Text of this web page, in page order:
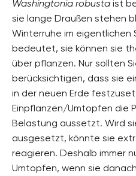
Washingtonia robusta ist
sie lange Draußen stehen
Winterruhe im eigentlichen
bedeutet, sie können sie
über pflanzen. Nur sollten
berücksichtigen, dass sie
in der neuen Erde
Einpflanzen/Umtopfen die
Belastung aussetzt. Wird
ausgesetzt, könnte sie
reagieren. Deshalb immer
Umtopfen, wenn sie